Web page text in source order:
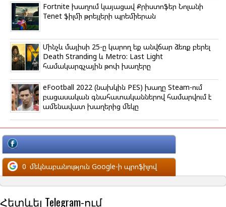
Fortnite խաղում կայացավ Քրիստոֆեր Նոլանի
Tenet ֆիլմի թրեյլերի պրեմիերան
Մինչև մայիսի 25-ը կարող եք անվճար ձեռք բերել
Death Stranding և Metro: Last Light
համակարգչային թոփ խաղերը
eFootball 2022 (նախկին PES) խաղը Steam-ում
բացասական գնահատականներով համարվում է
ամենավատ խաղերից մեկը
մեկնաբանություն Facebook-ի պրոֆիլով
0 մեկնաբանություն Google-ի պրոֆիլով
Հետևել Telegram-ում